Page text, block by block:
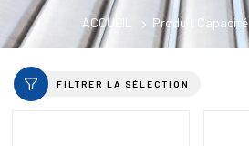
ACCUEIL Produit Capacité
FILTRER LA SÉLECTION